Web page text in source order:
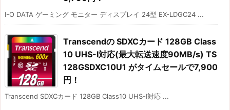
I-O DATA ゲーミング モニター ディスプレイ 24型 EX-LDGC24 ...
Transcendの SDXCカード 128GB Class
10 UHS-I対応(最大転送速度90MB/s) TS
128GSDXC10U1 がタイムセールで7,900
円！
Transcend SDXCカード 128GB Class10 UHS-I対応 ...